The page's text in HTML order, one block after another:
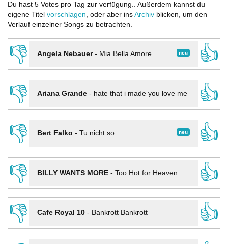
Du hast 5 Votes pro Tag zur verfügung.. Außerdem kannst du
eigene Titel vorschlagen, oder aber ins Archiv blicken, um den
Verlauf einzelner Songs zu betrachten.
👎 neu
Angela Nebauer- Mia Bella Amore
👍
👎
Ariana Grande- hate that i made you love me
👍
👎
neu
Bert Falko - Tu nicht so
👍
👎
BILLY WANTS MORE- Too Hot for Heaven
👍
👎
Cafe Royal 10- Bankrott Bankrott
👍